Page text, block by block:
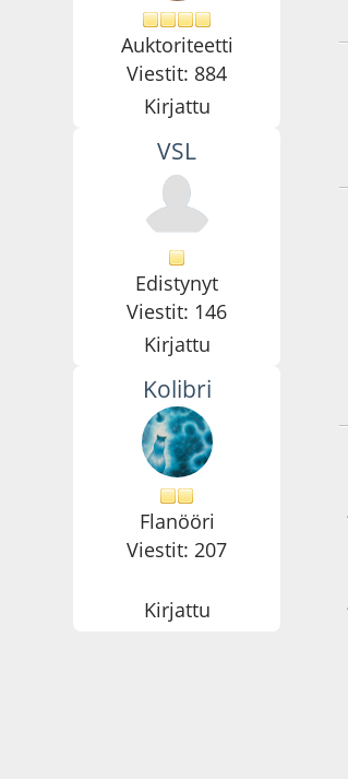
Auktoriteetti
Viestit: 884
Kirjattu
VSL
Edistynyt
Viestit: 146
Kirjattu
Kolibri
Flanööri
Viestit: 207
Kirjattu